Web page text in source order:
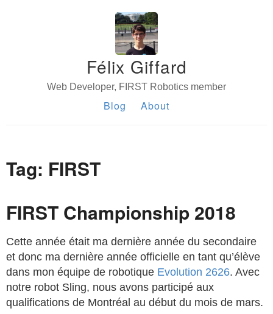
Félix Giffard
Web Developer, FIRST Robotics member
Blog About
Tag: FIRST
FIRST Championship 2018
Cette année était ma dernière année du secondaire
et donc ma dernière année officielle en tant qu’élève
dans mon équipe de robotique Evolution 2626. Avec
notre robot Sling, nous avons participé aux
qualifications de Montréal au début du mois de mars.